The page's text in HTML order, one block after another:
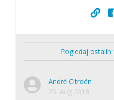
Pogledaj ostalih
André Citroën
25. Aug 2018.